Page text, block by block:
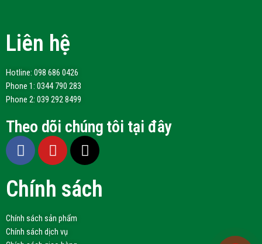
Liên hệ
Hotline: 098 686 0426
Phone 1: 0344 790 283
Phone 2: 039 292 8499
Theo dõi chúng tôi tại đây
Chính sách
Chính sách sản phẩm
Chính sách dịch vụ